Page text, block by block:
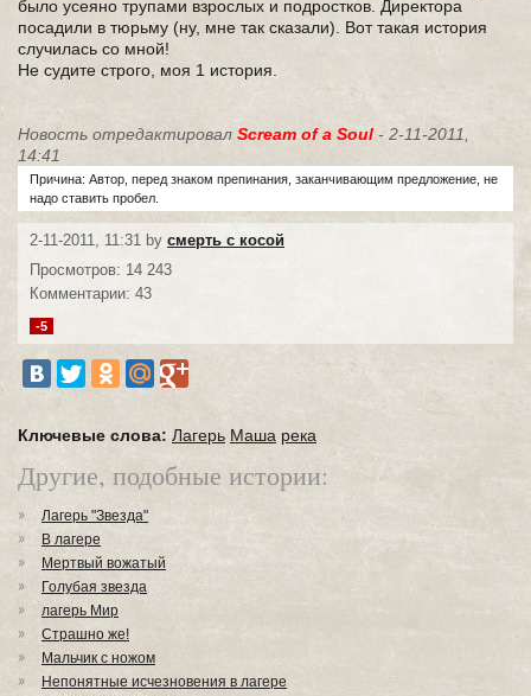
было усеяно трупами взрослых и подростков. Директора
посадили в тюрьму (ну, мне так сказали). Вот такая история
случилась со мной!
Не судите строго, моя 1 история.
Новость отредактировал Scream of a Soul - 2-11-2011,
14:41
Причина: Автор, перед знаком препинания, заканчивающим предложение, не
надо ставить пробел.
2-11-2011, 11:31 by смерть с косой
Просмотров: 14 243
Комментарии: 43
-5
Ключевые слова: Лагерь Маша река
Другие, подобные истории:
Лагерь "Звезда"
В лагере
Мертвый вожатый
Голубая звезда
лагерь Мир
Страшно же!
Мальчик с ножом
Непонятные исчезновения в лагере